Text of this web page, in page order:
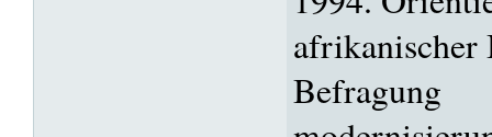
afrikanischer
Befragung